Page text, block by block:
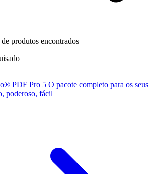
de produtos encontrados
® PDF Pro 5 O pacote completo para os seus
poderoso, fácil